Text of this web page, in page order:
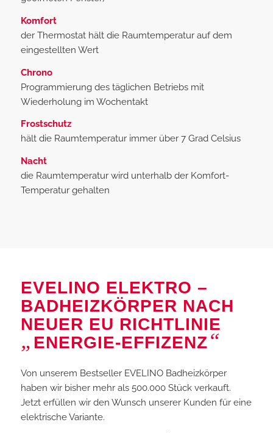
Komfort
der Thermostat hält die Raumtemperatur auf dem
eingestellten Wert
Chrono
Programmierung des täglichen Betriebs mit
Wiederholung im Wochentakt
Frostschutz
hält die Raumtemperatur immer über 7 Grad Celsius
Nacht
die Raumtemperatur wird unterhalb der Komfort-
Temperatur gehalten
EVELINO ELEKTRO –
BADHEIZKÖRPER NACH
NEUER EU RICHTLINIE
„ ENERGIE-EFFIZENZ“
Von unserem Bestseller EVELINO Badheizkörper
haben wir bisher mehr als 500.000 Stück verkauft.
Jetzt erfüllen wir den Wunsch unserer Kunden für eine
elektrische Variante.